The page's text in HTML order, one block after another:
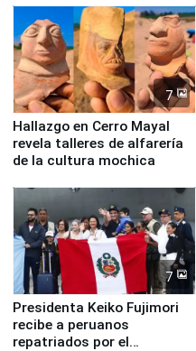
7
Hallazgo en Cerro Mayal
revela talleres de alfarería
de la cultura mochica
7
Presidenta Keiko Fujimori
recibe a peruanos
repatriados por el